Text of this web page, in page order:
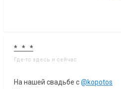
* * *
Где-то здесь и сейчас
На нашей свадьбе с@kopotos